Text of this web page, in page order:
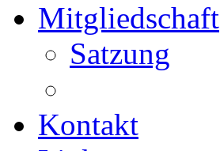
Mitgliedschaft
Satzung
Kontakt